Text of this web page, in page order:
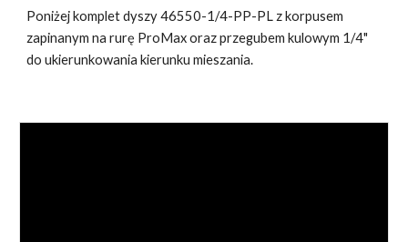
Poniżej komplet dyszy 46550-1/4-PP-PL z korpusem
zapinanym na rurę ProMax oraz przegubem kulowym 1/4"
do ukierunkowania kierunku mieszania.